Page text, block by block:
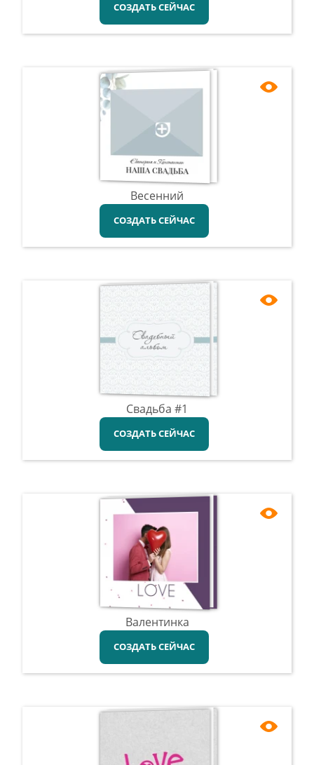
СОЗДАТЬ СЕЙЧАС
Весенний
СОЗДАТЬ СЕЙЧАС
Свадьба #1
СОЗДАТЬ СЕЙЧАС
Валентинка
СОЗДАТЬ СЕЙЧАС